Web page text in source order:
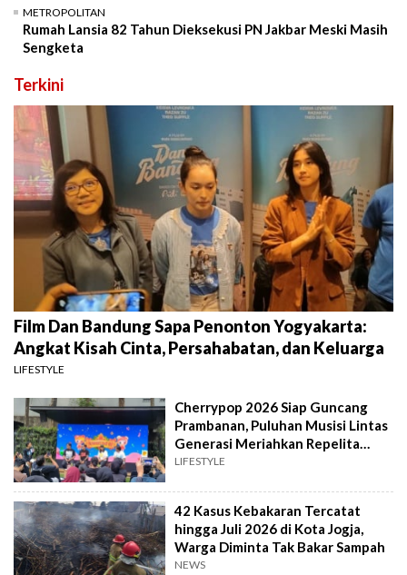
METROPOLITAN
Rumah Lansia 82 Tahun Dieksekusi PN Jakbar Meski Masih
Sengketa
Terkini
Film Dan Bandung Sapa Penonton Yogyakarta:
Angkat Kisah Cinta, Persahabatan, dan Keluarga
LIFESTYLE
Cherrypop 2026 Siap Guncang
Prambanan, Puluhan Musisi Lintas
Generasi Meriahkan Repelita
Musik
LIFESTYLE
42 Kasus Kebakaran Tercatat
hingga Juli 2026 di Kota Jogja,
Warga Diminta Tak Bakar Sampah
NEWS